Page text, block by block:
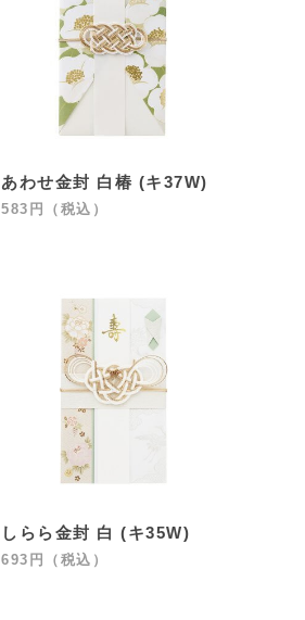
あわせ金封 白椿 (キ37W)
583円（税込）
しらら金封 白 (キ35W)
693円（税込）